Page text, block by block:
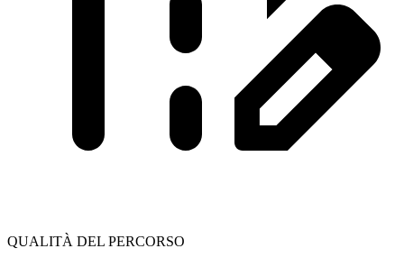
QUALITÀ DEL PERCORSO